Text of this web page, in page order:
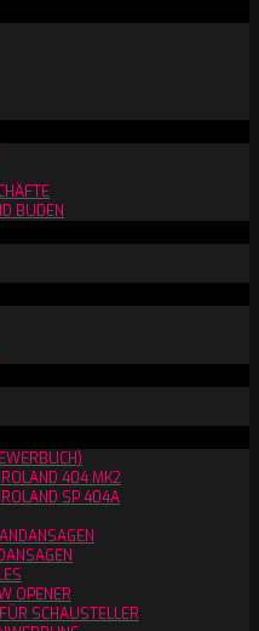
BUDEN
404 MK2
SP 404A
OPENER
SCHAUSTELLER